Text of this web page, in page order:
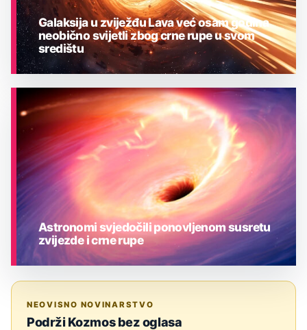
ASTRONOMIJA
Galaksija u zviježđu Lava već osam godina
neobično svijetli zbog crne rupe u svom
središtu
Astronomi svjedočili ponovljenom susretu
zvijezde i crne rupe
NEOVISNO NOVINARSTVO
Podrži Kozmos bez oglasa